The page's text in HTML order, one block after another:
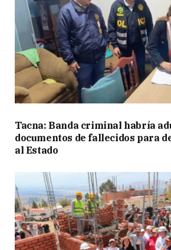
Tacna: Banda criminal habría
documentos de fallecidos para
al Estado